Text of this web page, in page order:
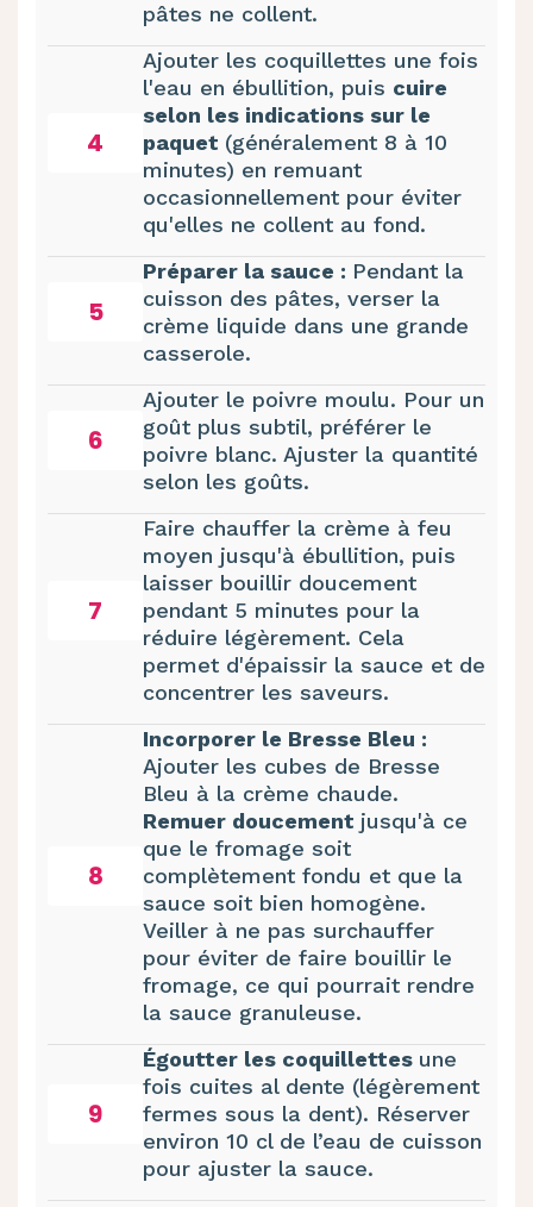
pâtes ne collent.
4
Ajouter les coquillettes une fois
l'eau en ébullition, puis cuire
selon les indications sur le
paquet (généralement 8 à 10
minutes) en remuant
occasionnellement pour éviter
qu'elles ne collent au fond.
5
Préparer la sauce : Pendant la
cuisson des pâtes, verser la
crème liquide dans une grande
casserole.
6
Ajouter le poivre moulu. Pour un
goût plus subtil, préférer le
poivre blanc. Ajuster la quantité
selon les goûts.
7
Faire chauffer la crème à feu
moyen jusqu'à ébullition, puis
laisser bouillir doucement
pendant 5 minutes pour la
réduire légèrement. Cela
permet d'épaissir la sauce et de
concentrer les saveurs.
8
Incorporer le Bresse Bleu :
Ajouter les cubes de Bresse
Bleu à la crème chaude.
Remuer doucement jusqu'à ce
que le fromage soit
complètement fondu et que la
sauce soit bien homogène.
Veiller à ne pas surchauffer
pour éviter de faire bouillir le
fromage, ce qui pourrait rendre
la sauce granuleuse.
9
Égoutter les coquillettes une
fois cuites al dente (légèrement
fermes sous la dent). Réserver
environ 10 cl de l’eau de cuisson
pour ajuster la sauce.